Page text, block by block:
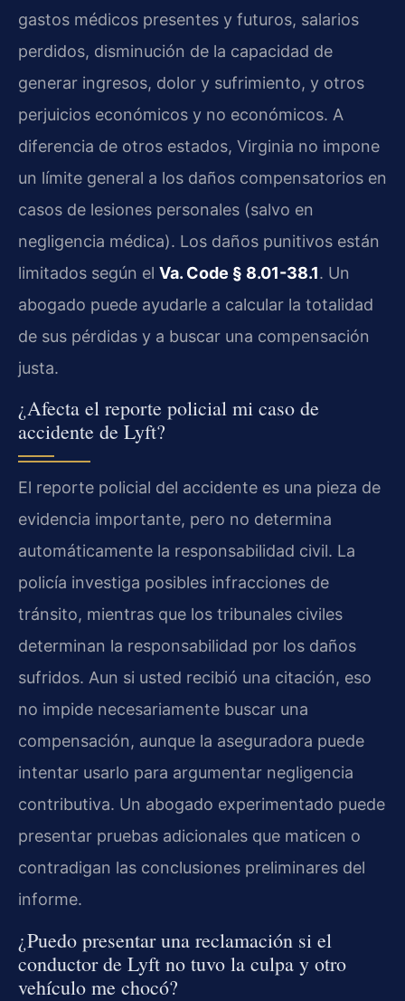
gastos médicos presentes y futuros, salarios
perdidos, disminución de la capacidad de
generar ingresos, dolor y sufrimiento, y otros
perjuicios económicos y no económicos. A
diferencia de otros estados, Virginia no impone
un límite general a los daños compensatorios en
casos de lesiones personales (salvo en
negligencia médica). Los daños punitivos están
limitados según el Va. Code § 8.01-38.1. Un
abogado puede ayudarle a calcular la totalidad
de sus pérdidas y a buscar una compensación
justa.
¿Afecta el reporte policial mi caso de
accidente de Lyft?
El reporte policial del accidente es una pieza de
evidencia importante, pero no determina
automáticamente la responsabilidad civil. La
policía investiga posibles infracciones de
tránsito, mientras que los tribunales civiles
determinan la responsabilidad por los daños
sufridos. Aun si usted recibió una citación, eso
no impide necesariamente buscar una
compensación, aunque la aseguradora puede
intentar usarlo para argumentar negligencia
contributiva. Un abogado experimentado puede
presentar pruebas adicionales que maticen o
contradigan las conclusiones preliminares del
informe.
¿Puedo presentar una reclamación si el
conductor de Lyft no tuvo la culpa y otro
vehículo me chocó?